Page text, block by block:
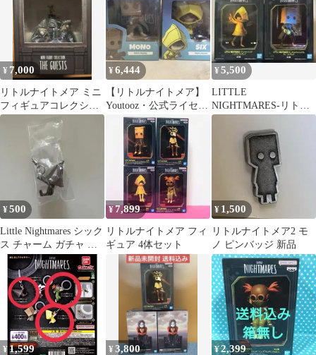
¥ 7,000
リトルナイトメア ミニ
フィギュアコレクショ
ン ゲスト
¥6,444
【リトルナイトメア】
Youtooz・公式ライセン
スグッズ・フィギュ
ア/2点セット
¥5,500
LITTLE
NIGHTMARES-リトル
ナイトメア シックス&
モノ フィギュア
¥500
Little Nightmares シック
ス チャーム ガチャ ノ
ーム
¥7,899
リトルナイトメア フィ
ギュア 4体セット
¥ 1,500
リトルナイトメア2 モ
ノ ピンバッジ 新品
¥1,599 ¥3,800 ¥2,399